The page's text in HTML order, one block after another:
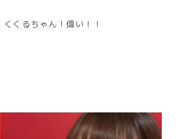
くるちゃん！偉い！！